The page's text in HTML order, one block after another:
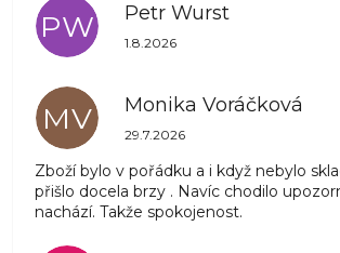
PW Petr Wurst
Hodnocení obchodu je 5 z 5
1.8.2026
MV Monika Voráčková
Hodnocení obchodu je 5 z 5
29.7.2026
Zboží bylo v pořádku a i když nebylo
přišlo docela brzy . Navíc chodilo
nachází. Takže spokojenost.